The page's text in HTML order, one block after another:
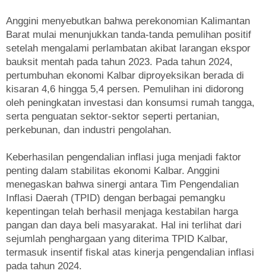
Anggini menyebutkan bahwa perekonomian Kalimantan
Barat mulai menunjukkan tanda-tanda pemulihan positif
setelah mengalami perlambatan akibat larangan ekspor
bauksit mentah pada tahun 2023. Pada tahun 2024,
pertumbuhan ekonomi Kalbar diproyeksikan berada di
kisaran 4,6 hingga 5,4 persen. Pemulihan ini didorong
oleh peningkatan investasi dan konsumsi rumah tangga,
serta penguatan sektor-sektor seperti pertanian,
perkebunan, dan industri pengolahan.
Keberhasilan pengendalian inflasi juga menjadi faktor
penting dalam stabilitas ekonomi Kalbar. Anggini
menegaskan bahwa sinergi antara Tim Pengendalian
Inflasi Daerah (TPID) dengan berbagai pemangku
kepentingan telah berhasil menjaga kestabilan harga
pangan dan daya beli masyarakat. Hal ini terlihat dari
sejumlah penghargaan yang diterima TPID Kalbar,
termasuk insentif fiskal atas kinerja pengendalian inflasi
pada tahun 2024.